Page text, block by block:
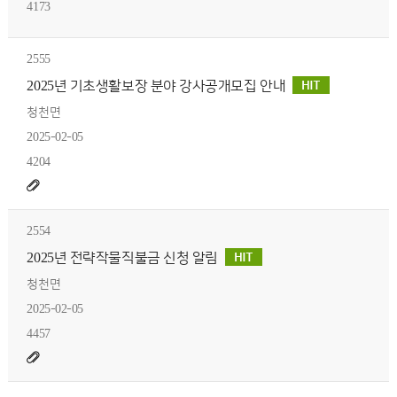
4173
2555
2025년 기초생활보장 분야 강사공개모집 안내
청천면
2025-02-05
4204
2554
2025년 전략작물직불금 신청 알림
청천면
2025-02-05
4457